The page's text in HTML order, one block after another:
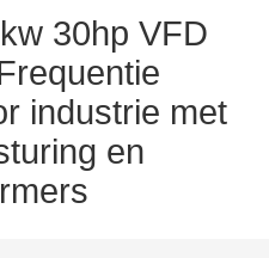
30hp VFD
industrie met
en